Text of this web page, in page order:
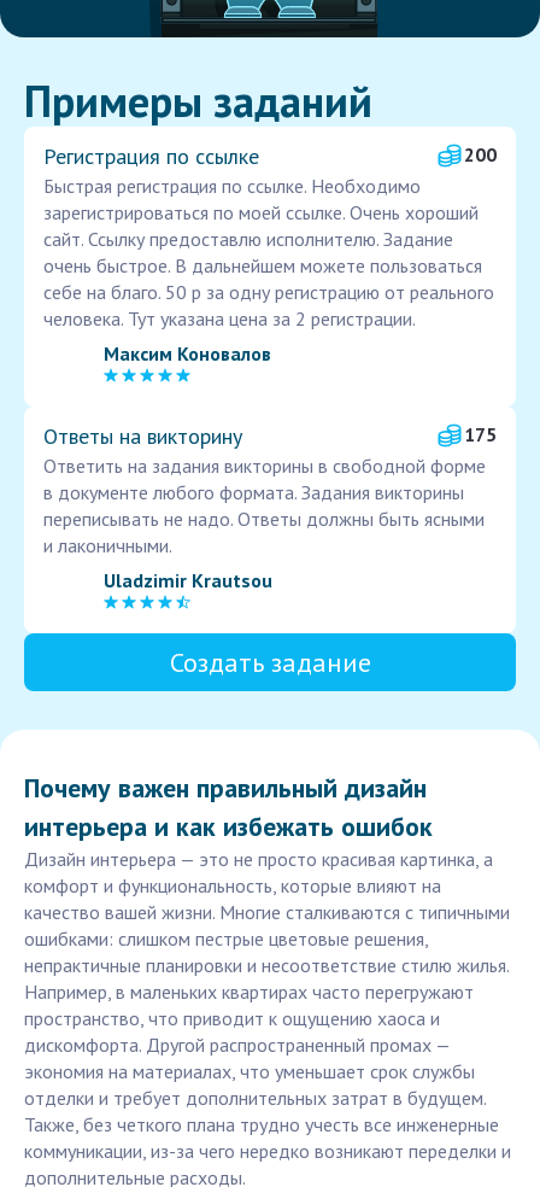
Примеры заданий
Регистрация по ссылке
200
Быстрая регистрация по ссылке. Необходимо
зарегистрироваться по моей ссылке. Очень хороший
сайт. Ссылку предоставлю исполнителю. Задание
очень быстрое. В дальнейшем можете пользоваться
себе на благо. 50 р за одну регистрацию от реального
человека. Тут указана цена за 2 регистрации.
Максим Коновалов
Ответы на викторину
175
Ответить на задания викторины в свободной форме
в документе любого формата. Задания викторины
переписывать не надо. Ответы должны быть ясными
и лаконичными.
Uladzimir Krautsou
Создать задание
Почему важен правильный дизайн
интерьера и как избежать ошибок
Дизайн интерьера — это не просто красивая картинка, а
комфорт и функциональность, которые влияют на
качество вашей жизни. Многие сталкиваются с типичными
ошибками: слишком пестрые цветовые решения,
непрактичные планировки и несоответствие стилю жилья.
Например, в маленьких квартирах часто перегружают
пространство, что приводит к ощущению хаоса и
дискомфорта. Другой распространенный промах —
экономия на материалах, что уменьшает срок службы
отделки и требует дополнительных затрат в будущем.
Также, без четкого плана трудно учесть все инженерные
коммуникации, из-за чего нередко возникают переделки и
дополнительные расходы.